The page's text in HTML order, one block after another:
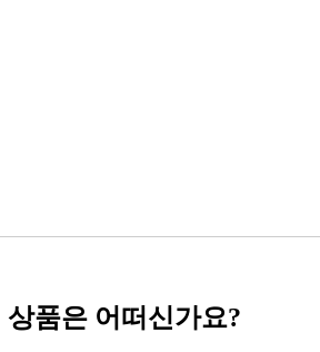
상품은 어떠신가요?